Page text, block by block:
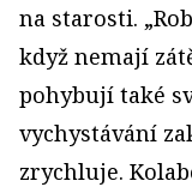
na starosti.
když nemají
pohybují také
vychystávání
zrychluje.